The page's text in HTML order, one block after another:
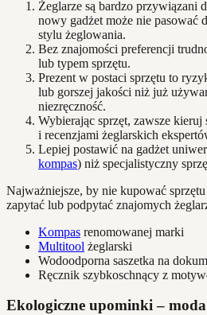
Żeglarze są bardzo przywiązani
nowy gadżet może nie pasować
stylu żeglowania.
Bez znajomości preferencji
lub typem sprzętu.
Prezent w postaci sprzętu to
lub gorszej jakości niż już
niezręczność.
Wybierając sprzęt, zawsze
i recenzjami żeglarskich
Lepiej postawić na gadżet
kompas) niż specjalistyczny
Najważniejsze, by nie kupować
zapytać lub podpytać znajomych
Kompas renomowanej marki
Multitool żeglarski
Wodoodporna saszetka na
Ręcznik szybkoschnący z
Ekologiczne upominki – moda